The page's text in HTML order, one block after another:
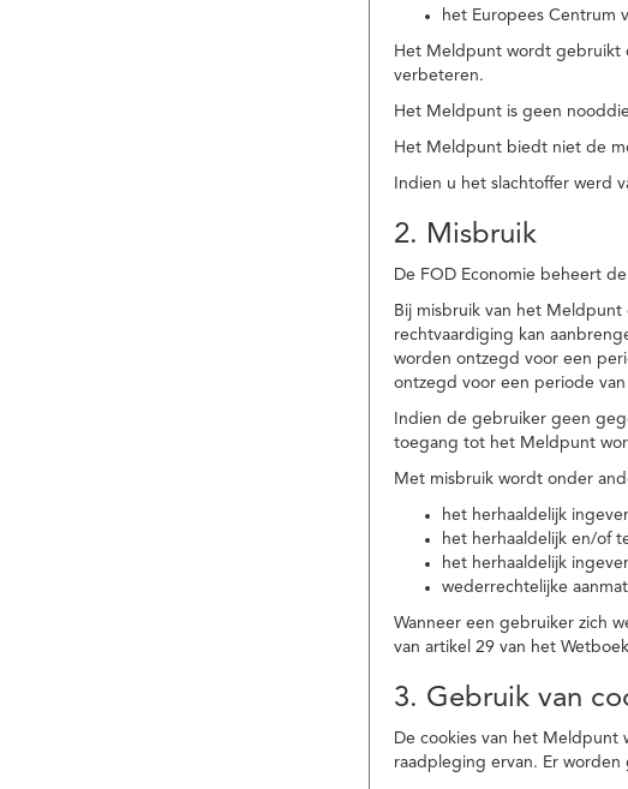
het Europees Centrum
Het Meldpunt wordt gebruikt
verbeteren.
Het Meldpunt is geen
Het Meldpunt biedt niet de
Indien u het slachtoffer werd
2. Misbruik
De FOD Economie beheert
Bij misbruik van het
rechtvaardiging kan
worden ontzegd voor een
ontzegd voor een periode van
Indien de gebruiker geen
toegang tot het Meldpunt
Met misbruik wordt onder
het herhaaldelijk
het herhaaldelijk en/of
het herhaaldelijk
wederrechtelijke
Wanneer een gebruiker zich
van artikel 29 van het
3. Gebruik van
De cookies van het
raadpleging ervan. Er